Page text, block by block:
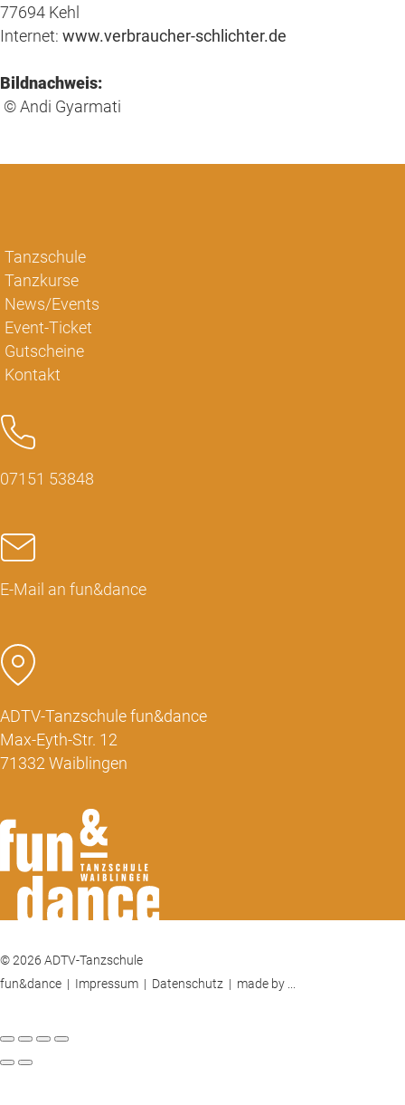
77694 Kehl
Internet: www.verbraucher-schlichter.de
Bildnachweis:
© Andi Gyarmati
Tanzschule
Tanzkurse
News/Events
Event-Ticket
Gutscheine
Kontakt
07151 53848
E-Mail an fun&dance
ADTV-Tanzschule fun&dance
Max-Eyth-Str. 12
71332 Waiblingen
© 2026 ADTV-Tanzschule
fun&dance | Impressum | Datenschutz | made by ...